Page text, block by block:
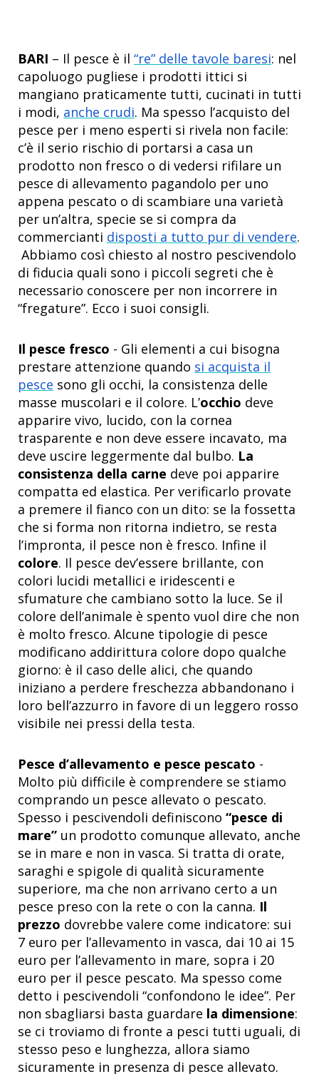
BARI – Il pesce è il “re” delle tavole baresi: nel
capoluogo pugliese i prodotti ittici si
mangiano praticamente tutti, cucinati in tutti
i modi, anche crudi. Ma spesso l’acquisto del
pesce per i meno esperti si rivela non facile:
c’è il serio rischio di portarsi a casa un
prodotto non fresco o di vedersi rifilare un
pesce di allevamento pagandolo per uno
appena pescato o di scambiare una varietà
per un’altra, specie se si compra da
commercianti disposti a tutto pur di vendere.
Abbiamo così chiesto al nostro pescivendolo
di fiducia quali sono i piccoli segreti che è
necessario conoscere per non incorrere in
“fregature”. Ecco i suoi consigli.
Il pesce fresco - Gli elementi a cui bisogna
prestare attenzione quando si acquista il
pesce sono gli occhi, la consistenza delle
masse muscolari e il colore. L’occhio deve
apparire vivo, lucido, con la cornea
trasparente e non deve essere incavato, ma
deve uscire leggermente dal bulbo. La
consistenza della carne deve poi apparire
compatta ed elastica. Per verificarlo provate
a premere il fianco con un dito: se la fossetta
che si forma non ritorna indietro, se resta
l’impronta, il pesce non è fresco. Infine il
colore. Il pesce dev’essere brillante, con
colori lucidi metallici e iridescenti e
sfumature che cambiano sotto la luce. Se il
colore dell’animale è spento vuol dire che non
è molto fresco. Alcune tipologie di pesce
modificano addirittura colore dopo qualche
giorno: è il caso delle alici, che quando
iniziano a perdere freschezza abbandonano i
loro bell’azzurro in favore di un leggero rosso
visibile nei pressi della testa.
Pesce d’allevamento e pesce pescato -
Molto più difficile è comprendere se stiamo
comprando un pesce allevato o pescato.
Spesso i pescivendoli definiscono “pesce di
mare” un prodotto comunque allevato, anche
se in mare e non in vasca. Si tratta di orate,
saraghi e spigole di qualità sicuramente
superiore, ma che non arrivano certo a un
pesce preso con la rete o con la canna. Il
prezzo dovrebbe valere come indicatore: sui
7 euro per l’allevamento in vasca, dai 10 ai 15
euro per l’allevamento in mare, sopra i 20
euro per il pesce pescato. Ma spesso come
detto i pescivendoli “confondono le idee”. Per
non sbagliarsi basta guardare la dimensione:
se ci troviamo di fronte a pesci tutti uguali, di
stesso peso e lunghezza, allora siamo
sicuramente in presenza di pesce allevato.